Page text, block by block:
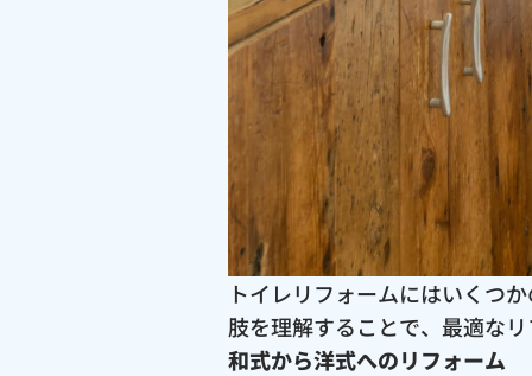
トイレリフォームにはいくつ
肢を理解することで、最適な
和式から洋式へのリフォーム